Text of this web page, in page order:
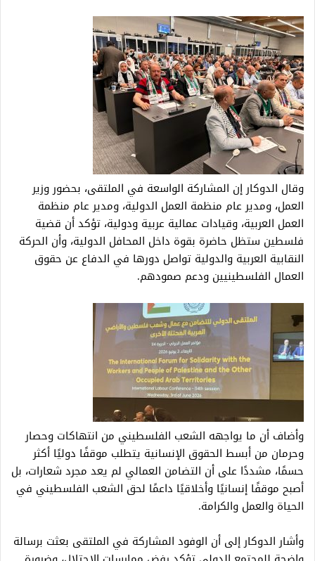
وقال الدوكار إن المشاركة الواسعة في الملتقى، بحضور وزير
العمل، ومدير عام منظمة العمل الدولية، ومدير عام منظمة
العمل العربية، وقيادات عمالية عربية ودولية، تؤكد أن قضية
فلسطين ستظل حاضرة بقوة داخل المحافل الدولية، وأن الحركة
النقابية العربية والدولية تواصل دورها في الدفاع عن حقوق
العمال الفلسطينيين ودعم صمودهم.
وأضاف أن ما يواجهه الشعب الفلسطيني من انتهاكات وحصار
وحرمان من أبسط الحقوق الإنسانية يتطلب موقفًا دوليًا أكثر
حسمًا، مشددًا على أن التضامن العمالي لم يعد مجرد شعارات، بل
أصبح موقفًا إنسانيًا وأخلاقيًا داعمًا لحق الشعب الفلسطيني في
الحياة والعمل والكرامة.
وأشار الدوكار إلى أن الوفود المشاركة في الملتقى بعثت برسالة